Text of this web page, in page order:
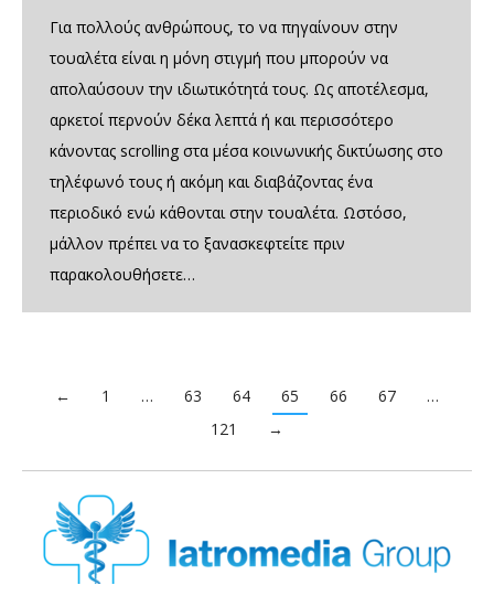
Για πολλούς ανθρώπους, το να πηγαίνουν στην
τουαλέτα είναι η μόνη στιγμή που μπορούν να
απολαύσουν την ιδιωτικότητά τους. Ως αποτέλεσμα,
αρκετοί περνούν δέκα λεπτά ή και περισσότερο
κάνοντας scrolling στα μέσα κοινωνικής δικτύωσης στο
τηλέφωνό τους ή ακόμη και διαβάζοντας ένα
περιοδικό ενώ κάθονται στην τουαλέτα. Ωστόσο,
μάλλον πρέπει να το ξανασκεφτείτε πριν
παρακολουθήσετε…
← 1 … 63 64 65 66 67
…
121
→